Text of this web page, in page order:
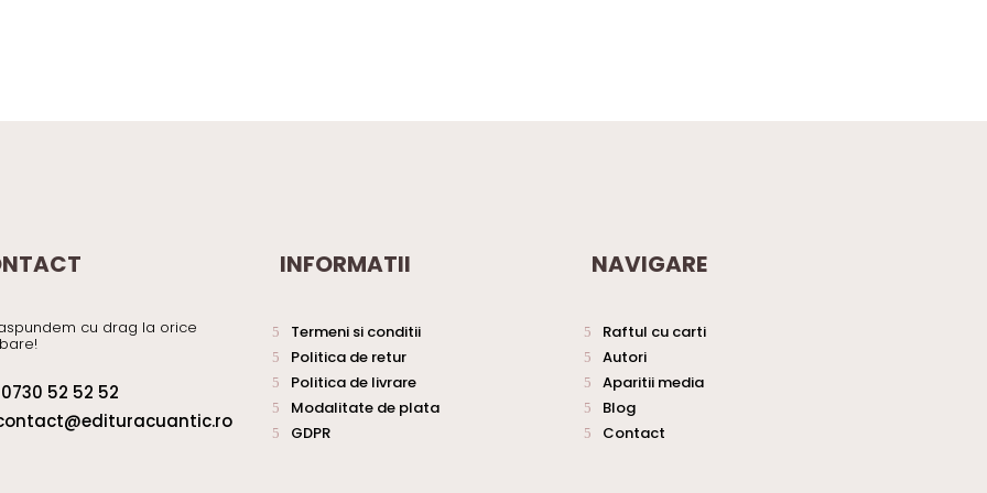
cu drag la orice
0730 52 52 52
INFORMATII
Termeni si conditii
Politica de retur
Politica de livrare
Modalitate de plata
GDPR
NAVIGARE
Raftul cu carti
Autori
Aparitii media
Blog
Contact